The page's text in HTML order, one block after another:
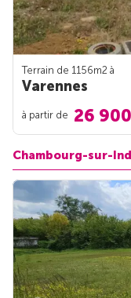
Terrain de 1156m2 à
Varennes
à partir de 26
Chambourg-sur-